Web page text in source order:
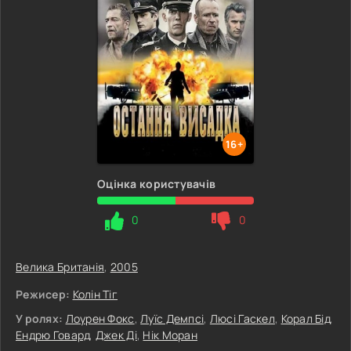
16+
Оцінка користувачів
0 0
Велика Британія, 2005
Режисер: Колін Тіг
У ролях: Лоурен Фокс,Луїс Демпсі, Люсі Гаскел, Корал Бід,
Ендрю Говард, Джек Ді, Нік Моран